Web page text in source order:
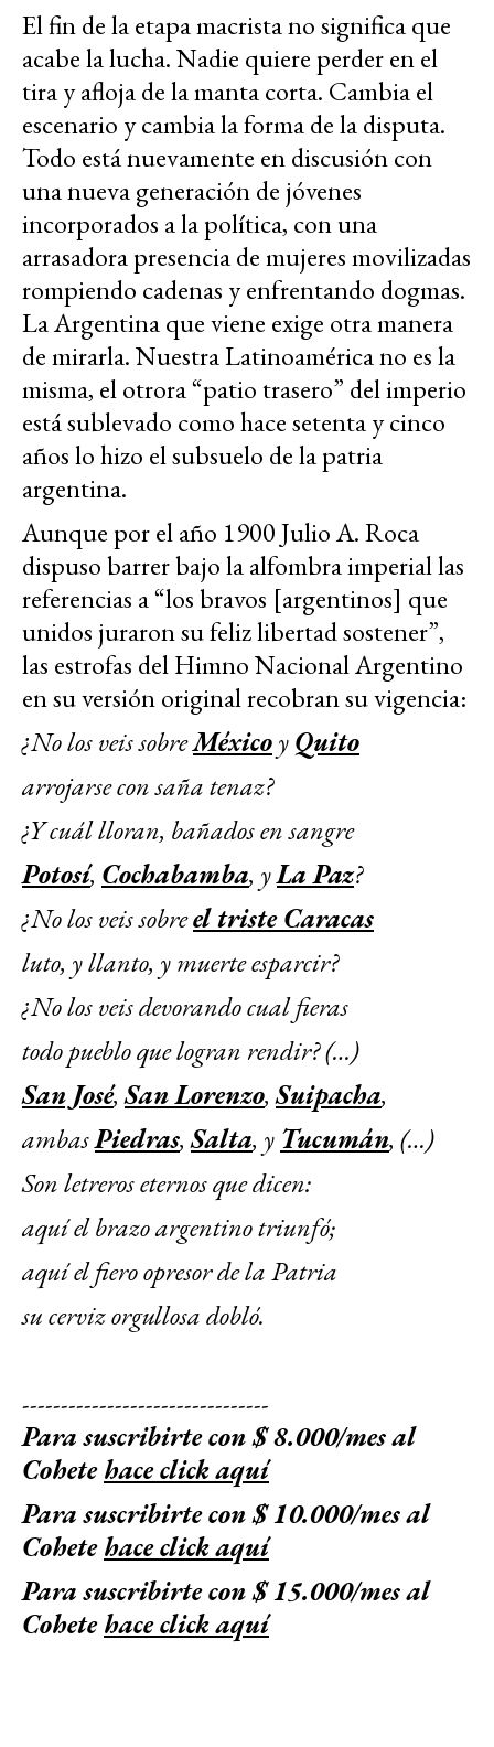
El fin de la etapa macrista no significa que
acabe la lucha. Nadie quiere perder en el
tira y afloja de la manta corta. Cambia el
escenario y cambia la forma de la disputa.
Todo está nuevamente en discusión con
una nueva generación de jóvenes
incorporados a la política, con una
arrasadora presencia de mujeres movilizadas
rompiendo cadenas y enfrentando dogmas.
La Argentina que viene exige otra manera
de mirarla. Nuestra Latinoamérica no es la
misma, el otrora “patio trasero” del imperio
está sublevado como hace setenta y cinco
años lo hizo el subsuelo de la patria
argentina.
Aunque por el año 1900 Julio A. Roca
dispuso barrer bajo la alfombra imperial las
referencias a “los bravos [argentinos] que
unidos juraron su feliz libertad sostener”,
las estrofas del Himno Nacional Argentino
en su versión original recobran su vigencia:
¿No los veis sobreMéxicoyQuito
arrojarse con saña tenaz?
¿Y cuál lloran, bañados en sangre
Potosí, Cochabamba, yLa Paz?
¿No los veis sobreel triste Caracas
luto, y llanto, y muerte esparcir?
¿No los veis devorando cual fieras
todo pueblo que logran rendir? (…)
San José,San Lorenzo,Suipacha,
ambasPiedras,Salta, y Tucumán, (…)
Son letreros eternos que dicen:
aquí el brazo argentino triunfó;
aquí el fiero opresor de la Patria
su cerviz orgullosa dobló.
--------------------------------
Para suscribirte con $ 8.000/mes al
Cohetehace click aquí
Para suscribirte con $ 10.000/mes al
Cohetehace click aquí
Para suscribirte con $ 15.000/mes al
Cohetehace click aquí